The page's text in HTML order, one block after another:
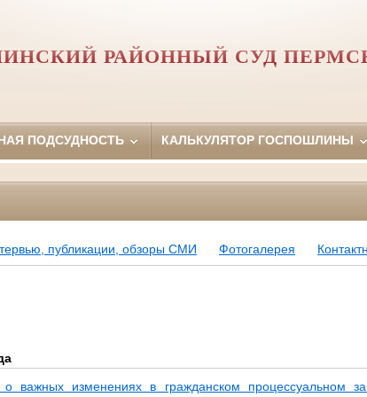
РАЙОННЫЙ СУД
ПОДСУДНОСТЬ КАЛЬКУЛЯТОР ГОСПОШЛИНЫ
публикации, обзоры СМИ Фотогалерея
важных изменениях в гражданском процессуальном